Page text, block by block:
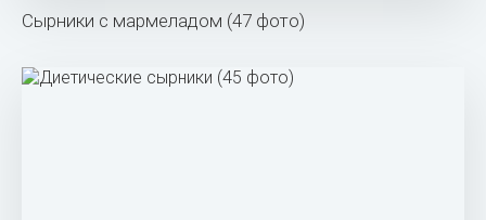
Сырники с мармеладом (47 фото)